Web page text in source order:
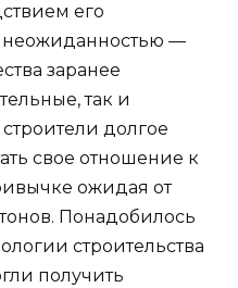
его
—
заранее
так и
долгое
свое отношение к
ожидая от
Понадобилось
строительства
получить